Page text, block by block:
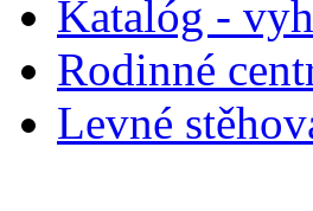
Katalóg -
Rodinné
Levné